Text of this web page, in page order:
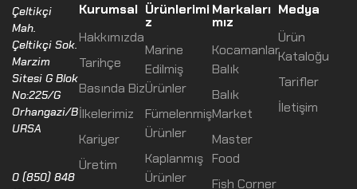
Çeltikçi
Mah.
Çeltikçi Sok.
Marzim
Sitesi G Blok
No:225/G
Orhangazi/B
URSA
0 (850) 848
Kurumsal
Hakkımızda
Tarihçe
Basında Biz
İlkelerimiz
Kariyer
Üretim
Ürünlerimi
z
Marine
Edilmiş
Ürünler
Fümelenmiş
Ürünler
Kaplanmış
Ürünler
Markaları
mız
Kocamanlar
Balık
Balık
Market
Master
Food
Fish Corner
Medya
Ürün
Kataloğu
Tarifler
İletişim